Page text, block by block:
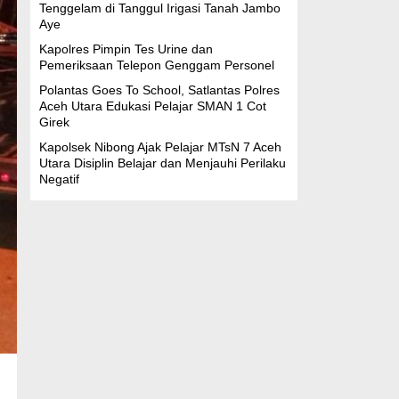
Tenggelam di Tanggul Irigasi Tanah Jambo
Aye
Kapolres Pimpin Tes Urine dan
Pemeriksaan Telepon Genggam Personel
Polantas Goes To School, Satlantas Polres
Aceh Utara Edukasi Pelajar SMAN 1 Cot
Girek
Kapolsek Nibong Ajak Pelajar MTsN 7 Aceh
Utara Disiplin Belajar dan Menjauhi Perilaku
Negatif